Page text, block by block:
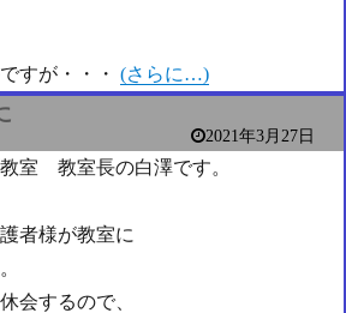
すが・・・ (さらに…)
2021年3月27日
室 教室長の白澤です。
者様が教室に
会するので、